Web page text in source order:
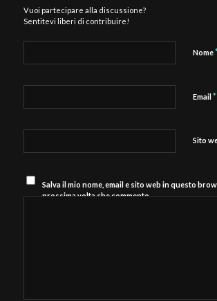
Vuoi partecipare alla discussione?
Sentitevi liberi di contribuire!
Nome
Email *
Sito
Salva il mio nome, email e sito web in questo
prossima volta che commento.